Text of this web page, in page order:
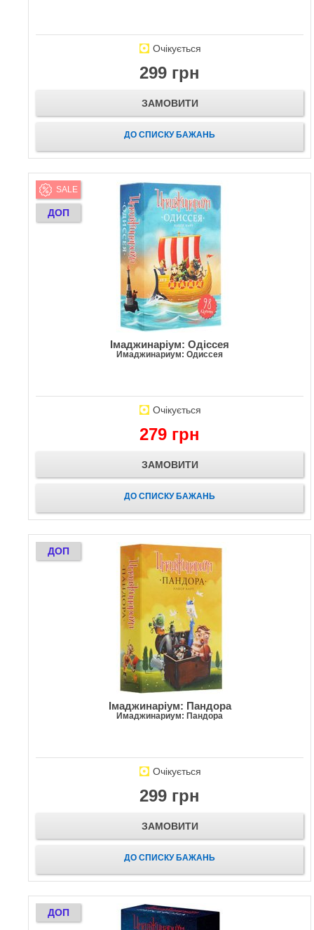
Очікується
299 грн
ЗАМОВИТИ
ДО СПИСКУ БАЖАНЬ
SALE
ДОП
Імаджинаріум: Одіссея
Имаджинариум: Одиссея
Очікується
279 грн
ЗАМОВИТИ
ДО СПИСКУ БАЖАНЬ
ДОП
Імаджинаріум: Пандора
Имаджинариум: Пандора
Очікується
299 грн
ЗАМОВИТИ
ДО СПИСКУ БАЖАНЬ
ДОП